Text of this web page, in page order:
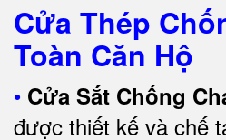
Cửa Thép
Toàn Căn Hộ
• Cửa Sắt Chống
được thiết kế và chế